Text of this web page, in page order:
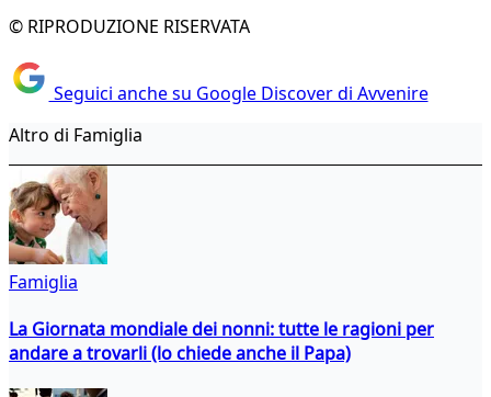
© RIPRODUZIONE RISERVATA
Seguici anche su Google Discover di Avvenire
Altro di Famiglia
Famiglia
La Giornata mondiale dei nonni: tutte le ragioni per
andare a trovarli (lo chiede anche il Papa)